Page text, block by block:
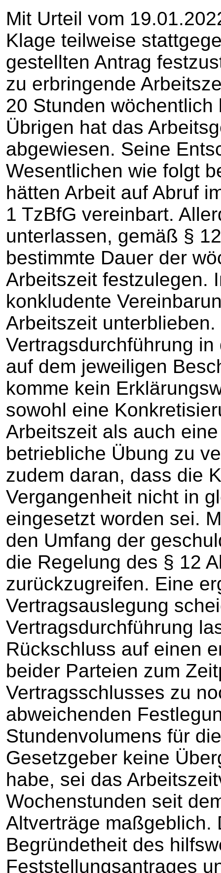
Mit Urteil vom
Klage teilweise
gestellten Antrag
zu erbringende
20 Stunden
Übrigen hat das
abgewiesen. Seine
Wesentlichen wie folgt
hätten Arbeit auf Abruf
1 TzBfG vereinbart.
unterlassen, gemäß §
bestimmte Dauer der
Arbeitszeit festzulegen.
konkludente
Arbeitszeit
Vertragsdurchführung
auf dem jeweiligen
komme kein
sowohl eine
Arbeitszeit als auch
betriebliche Übung zu
zudem daran, dass die
Vergangenheit nicht in
eingesetzt worden sei.
den Umfang der
die Regelung des § 12
zurückzugreifen. Eine
Vertragsauslegung
Vertragsdurchführung
Rückschluss auf einen
beider Parteien zum
Vertragsschlusses zu
abweichenden
Stundenvolumens für
Gesetzgeber keine
habe, sei das
Wochenstunden seit
Altverträge maßgeblich.
Begründetheit des
Feststellungsantrages